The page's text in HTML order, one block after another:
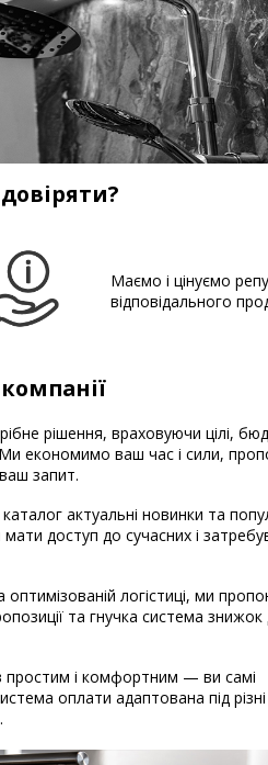
Маємо і цінуємо
відповідального
рішення, враховуючи цілі,
економимо ваш час і сили,
запит.
актуальні новинки та
доступ до сучасних і
логістиці, ми
та гнучка система знижок
і комфортним — ви самі
оплати адаптована під